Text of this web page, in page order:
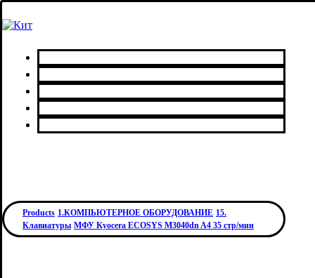
Products 1.КОМПЬЮТЕРНОЕ ОБОРУДОВАНИЕ 15.
Клавиатуры МФУ Kyocera ECOSYS M3040dn A4 35 стр/мин